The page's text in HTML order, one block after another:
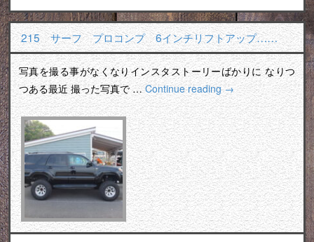
215 サーフ プロコンプ 6インチリフトアップ……
写真を撮る事がなくなりインスタストーリーばかりに なりつ
つある最近 撮った写真で …Continue reading→